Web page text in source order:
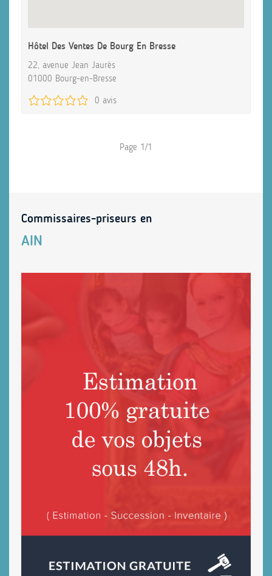
Hôtel Des Ventes De Bourg En Bresse
22, avenue Jean Jaurès
01000 Bourg-en-Bresse
0 avis
Page 1/1
Commissaires-priseurs en
AIN